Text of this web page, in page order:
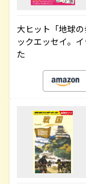
大ヒット「地球
ックエッセイ。
た